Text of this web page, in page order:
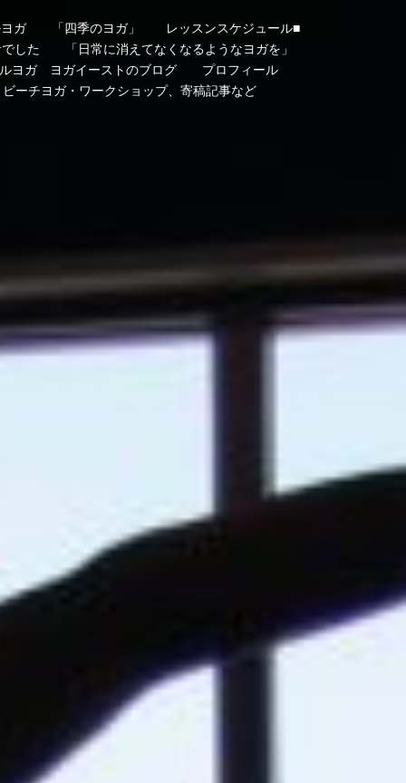
ガ 「四季のヨガ」
レッスンスケジュール■
した
「日常に消えてなくなるようなヨガを」
ヨガ ヨガイーストのブログ
プロフィール
ーチヨガ・ワークショップ、寄稿記事など